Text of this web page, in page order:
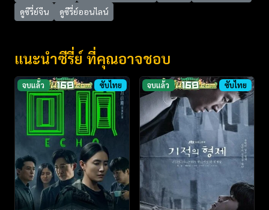
ดูซีรี่ย์จีน
ดูซีรี่ย์ออนไลน์
แนะนำซีรี่ย์ ที่คุณอาจชอบ
จบแล้ว ซับไทย จบแล้ว ซับไทย